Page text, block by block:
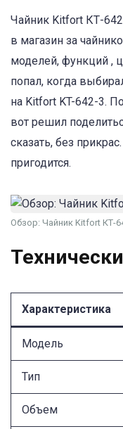
Чайник Kitfort КТ-
в магазин за
моделей, функций ,
попал, когда
на Kitfort KT-642-3.
вот решил
сказать, без
пригодится.
Обзор: Чайник Kitfort КТ-
Характеристика
Модель
Тип
Объем